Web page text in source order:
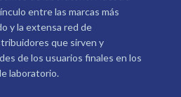
entre las marcas más
y la extensa red de
que sirven y
de los usuarios finales en los
laboratorio.